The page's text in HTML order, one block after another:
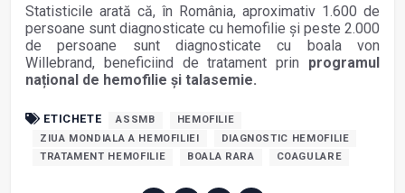
Statisticile arată că, în România, aproximativ 1.600 de
persoane sunt diagnosticate cu hemofilie și peste 2.000
de persoane sunt diagnosticate cu boala von
Willebrand, beneficiind de tratament prin programul
național de hemofilie și talasemie.
ETICHETE ASSMB
HEMOFILIE
ZIUA MONDIALA A HEMOFILIEI
DIAGNOSTIC HEMOFILIE
TRATAMENT HEMOFILIE
BOALA RARA COAGULARE